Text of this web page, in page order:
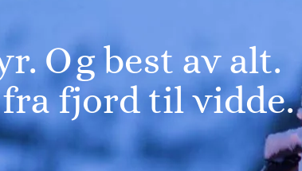
Og best av alt.
fjord til vidde.